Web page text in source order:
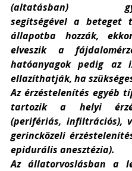
(altatásban)
segítségével a beteget
állapotba hozzák,
elveszik a
hatóanyagok pedig az
ellazíthatják, ha
Az érzéstelenítés egyéb
tartozik a helyi
(perifériás, infiltrációs),
gerincközeli
epidurális anesztézia).
Az állatorvoslásban a